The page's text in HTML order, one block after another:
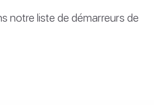
notre liste de démarreurs de